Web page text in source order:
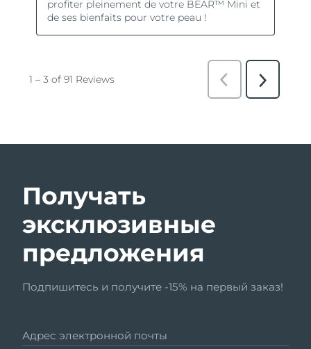
Получать
эксклюзивные
предложения
Подпишитесь и получите -15% на первый заказ!
Адрес электронной почты